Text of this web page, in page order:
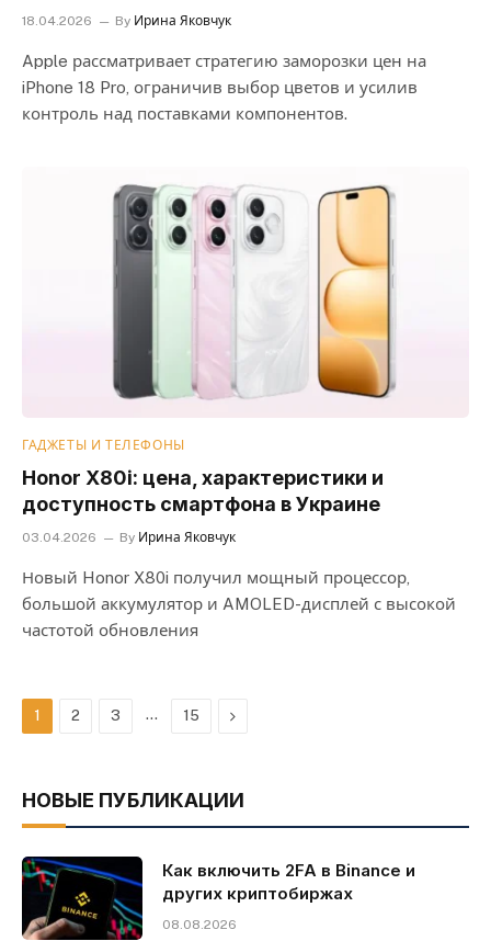
18.04.2026 By Ирина Яковчук
Apple рассматривает стратегию заморозки цен на
iPhone 18 Pro, ограничив выбор цветов и усилив
контроль над поставками компонентов.
ГАДЖЕТЫ И ТЕЛЕФОНЫ
Honor X80i: цена, характеристики и
доступность смартфона в Украине
03.04.2026 By Ирина Яковчук
Новый Honor X80i получил мощный процессор,
большой аккумулятор и AMOLED-дисплей с высокой
частотой обновления
1 2 3 … 15 Next
НОВЫЕ ПУБЛИКАЦИИ
Как включить 2FA в Binance и
других криптобиржах
08.08.2026